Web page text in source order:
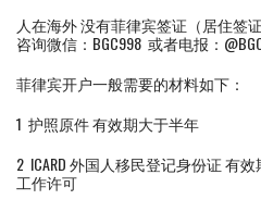
人在海外 没有菲律宾签证（居住签
咨询微信：BGC998 或者电报：
菲律宾开户一般需要的材料如下：
1 护照原件 有效期大于半年
2 ICARD 外国人移民登记身份证 有
工作许可